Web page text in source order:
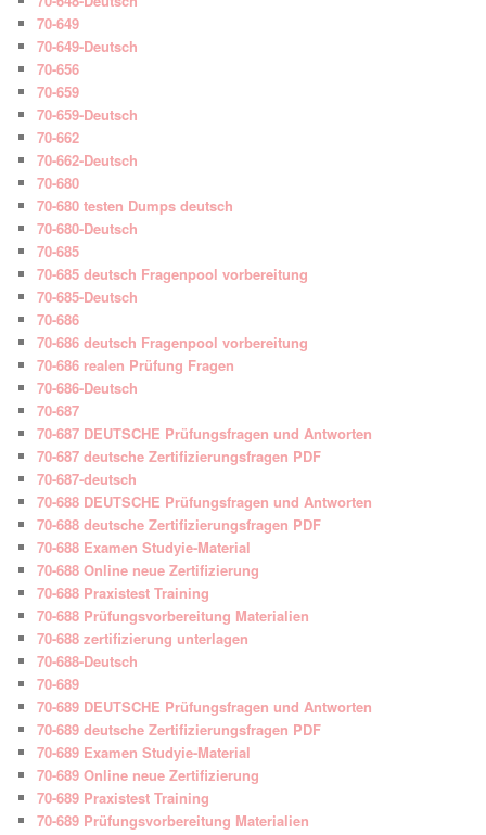
70-649
70-649-Deutsch
70-656
70-659
70-659-Deutsch
70-662
70-662-Deutsch
70-680
70-680 testen Dumps deutsch
70-680-Deutsch
70-685
70-685 deutsch Fragenpool vorbereitung
70-685-Deutsch
70-686
70-686 deutsch Fragenpool vorbereitung
70-686 realen Prüfung Fragen
70-686-Deutsch
70-687
70-687 DEUTSCHE Prüfungsfragen und Antworten
70-687 deutsche Zertifizierungsfragen PDF
70-687-deutsch
70-688 DEUTSCHE Prüfungsfragen und Antworten
70-688 deutsche Zertifizierungsfragen PDF
70-688 Examen Studyie-Material
70-688 Online neue Zertifizierung
70-688 Praxistest Training
70-688 Prüfungsvorbereitung Materialien
70-688 zertifizierung unterlagen
70-688-Deutsch
70-689
70-689 DEUTSCHE Prüfungsfragen und Antworten
70-689 deutsche Zertifizierungsfragen PDF
70-689 Examen Studyie-Material
70-689 Online neue Zertifizierung
70-689 Praxistest Training
70-689 Prüfungsvorbereitung Materialien